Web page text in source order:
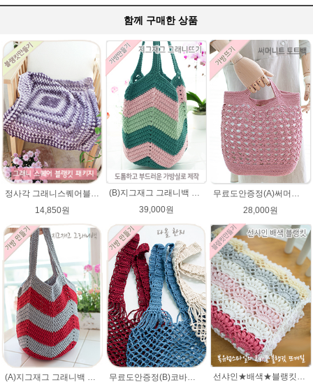
함께 구매한 상품
14,850원
39,000원
무료도안증정(A)써머니트 토트백 패키지 (종이도안+ ★다올한지 4타래)/코바늘가방/여름니트백 니트백 여름가방
28,000원
(A)지그재그 그래니백 배색 코바늘뜨기 아리아 가방 뜨개실 뜨개질 DIY
무료도안증정(B)코바늘 그물가방 네트백 패키지 (종이도안+ ★다올한지 3타래)/코바늘가방/코바늘 그물가방 도안/그물백 니트가방/코바늘뜨기